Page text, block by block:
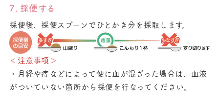
7. 採便する
採便後、採便スプーンでひとかき分を採取します。
＜注意事項＞
・月経や痔などによって便に血が混ざった場合は、血液
がついていない箇所から採便を行なってください。